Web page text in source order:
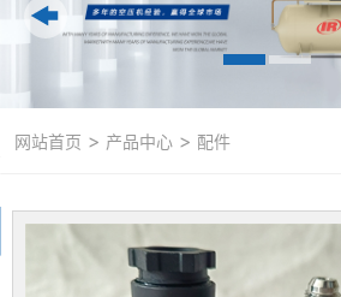
网站首页 > 产品中心 > 配件